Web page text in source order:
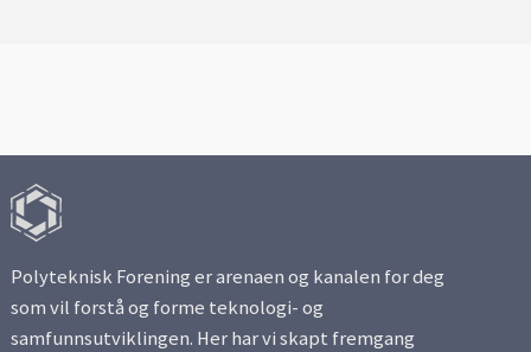
Polyteknisk Forening er arenaen og kanalen for deg
som vil forstå og forme teknologi- og
samfunnsutviklingen. Her har vi skapt fremgang